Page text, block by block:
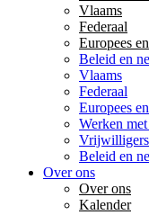
Vlaams
Federaal
Europees
Beleid en
Vlaams
Federaal
Europees
Werken
Beleid en
Over ons
Over ons
Kalender